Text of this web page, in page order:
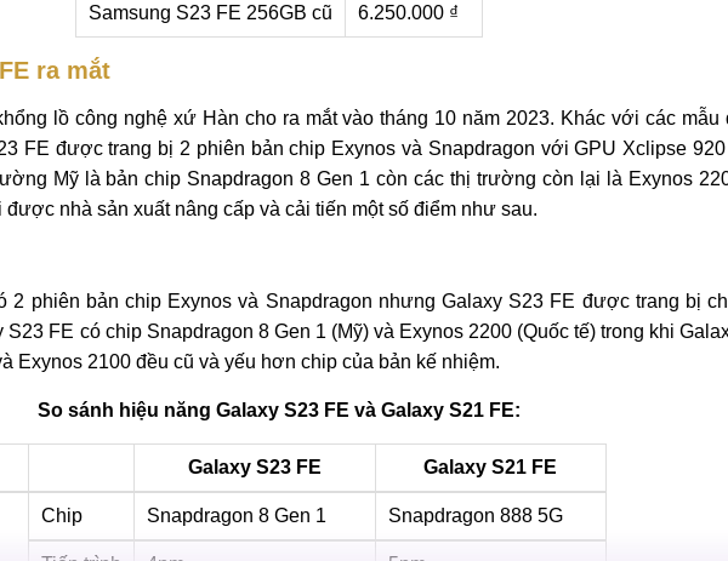
Samsung S23 FE 256GB cũ 6.250.000 ₫
ra mắt
lồ công nghệ xứ Hàn cho ra mắt vào tháng 10 năm 2023. Khác với các mẫu
FE được trang bị 2 phiên bản chip Exynos và Snapdragon với GPU Xclipse
Mỹ là bản chip Snapdragon 8 Gen 1 còn các thị trường còn lại là Exynos
nhà sản xuất nâng cấp và cải tiến một số điểm như sau.
2 phiên bản chip Exynos và Snapdragon nhưng Galaxy S23 FE được trang bị
FE có chip Snapdragon 8 Gen 1 (Mỹ) và Exynos 2200 (Quốc tế) trong khi
Exynos 2100 đều cũ và yếu hơn chip của bản kế nhiệm.
So sánh hiệu năng Galaxy S23 FE và Galaxy S21 FE:
Galaxy S23 FE Galaxy S21 FE
Chip Snapdragon 8 Gen 1 Snapdragon 888 5G